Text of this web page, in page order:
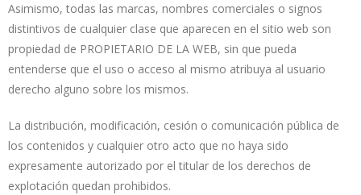
Asimismo, todas las marcas, nombres comerciales o signos
distintivos de cualquier clase que aparecen en el sitio web son
propiedad de PROPIETARIO DE LA WEB, sin que pueda
entenderse que el uso o acceso al mismo atribuya al usuario
derecho alguno sobre los mismos.
La distribución, modificación, cesión o comunicación pública de
los contenidos y cualquier otro acto que no haya sido
expresamente autorizado por el titular de los derechos de
explotación quedan prohibidos.